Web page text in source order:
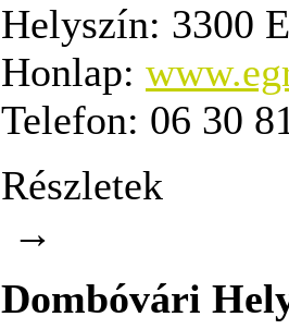
Helyszín: 3300
Honlap:
Telefon: 06 30
Részletek
→
Dombóvári